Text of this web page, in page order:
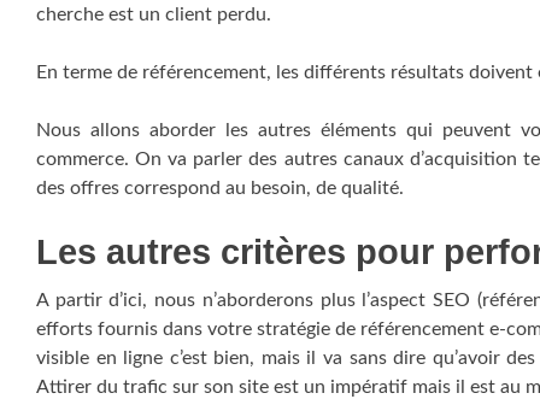
cherche est un client perdu.
En terme de référencement, les différents résultats doivent
Nous allons aborder les autres éléments qui peuvent
commerce. On va parler des autres canaux d’acquisition
des offres correspond au besoin, de qualité.
Les autres critères pour
A partir d’ici, nous n’aborderons plus l’aspect SEO
efforts fournis dans votre stratégie de référencement e-
visible en ligne c’est bien, mais il va sans dire qu’avoir
Attirer du trafic sur son site est un impératif mais il est au